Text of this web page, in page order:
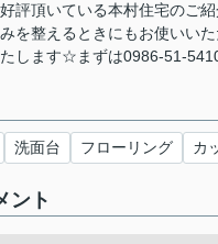
評頂いている本村住宅のご
を整えるときにもお使いい
します☆まずは0986-51-
洗面台 フローリング カ
ント